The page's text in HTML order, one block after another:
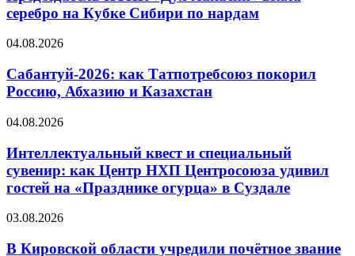
серебро на Кубке Сибири по нардам
04.08.2026
Сабантуй-2026: как Татпотребсоюз покорил
Россию, Абхазию и Казахстан
04.08.2026
Интеллектуальный квест и специальный
сувенир: как Центр НХП Центросоюза удивил
гостей на «Празднике огурца» в Суздале
03.08.2026
В Кировской области учредили почётное звание